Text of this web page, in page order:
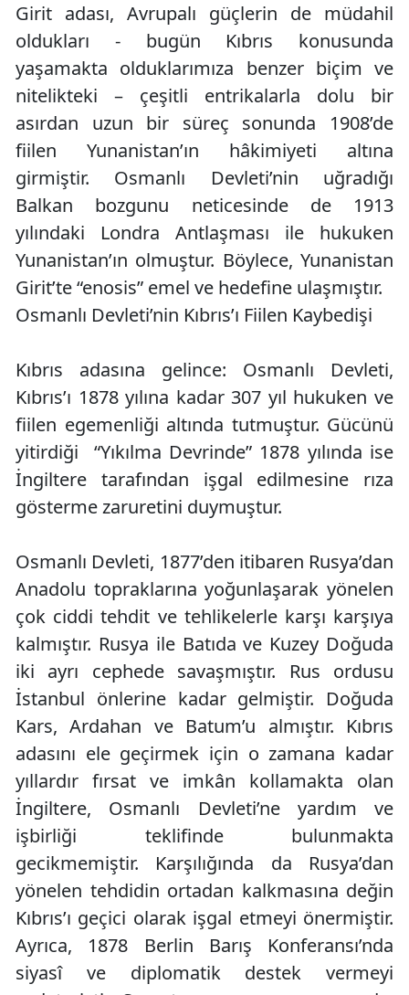
Girit adası, Avrupalı güçlerin de müdahil
oldukları - bugün Kıbrıs konusunda
yaşamakta olduklarımıza benzer biçim ve
nitelikteki – çeşitli entrikalarla dolu bir
asırdan uzun bir süreç sonunda 1908’de
fiilen Yunanistan’ın hâkimiyeti altına
girmiştir. Osmanlı Devleti’nin uğradığı
Balkan bozgunu neticesinde de 1913
yılındaki Londra Antlaşması ile hukuken
Yunanistan’ın olmuştur. Böylece, Yunanistan
Girit’te “enosis” emel ve hedefine ulaşmıştır.
Osmanlı Devleti’nin Kıbrıs’ı Fiilen Kaybedişi
Kıbrıs adasına gelince: Osmanlı Devleti,
Kıbrıs’ı 1878 yılına kadar 307 yıl hukuken ve
fiilen egemenliği altında tutmuştur. Gücünü
yitirdiği “Yıkılma Devrinde” 1878 yılında ise
İngiltere tarafından işgal edilmesine rıza
gösterme zaruretini duymuştur.
Osmanlı Devleti, 1877’den itibaren Rusya’dan
Anadolu topraklarına yoğunlaşarak yönelen
çok ciddi tehdit ve tehlikelerle karşı karşıya
kalmıştır. Rusya ile Batıda ve Kuzey Doğuda
iki ayrı cephede savaşmıştır. Rus ordusu
İstanbul önlerine kadar gelmiştir. Doğuda
Kars, Ardahan ve Batum’u almıştır. Kıbrıs
adasını ele geçirmek için o zamana kadar
yıllardır fırsat ve imkân kollamakta olan
İngiltere, Osmanlı Devleti’ne yardım ve
işbirliği teklifinde bulunmakta
gecikmemiştir. Karşılığında da Rusya’dan
yönelen tehdidin ortadan kalkmasına değin
Kıbrıs’ı geçici olarak işgal etmeyi önermiştir.
Ayrıca, 1878 Berlin Barış Konferansı’nda
siyasî ve diplomatik destek vermeyi